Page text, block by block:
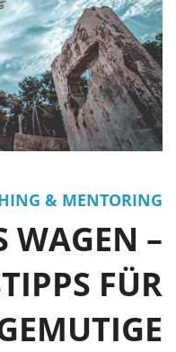
& MENTORING
WAGEN –
FÜR